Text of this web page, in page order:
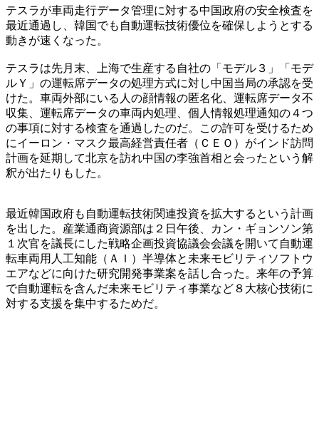
テスラが車両走行データ管理に対する中国政府の安全検査を
最近通過し、韓国でも自動運転技術優位を確保しようとする
動きが速くなった。
テスラは先月末、上海で生産する自社の「モデル３」「モデ
ルＹ」の運転席データの処理方式に対し中国当局の承認を受
けた。車両外部にいる人の顔情報の匿名化、運転席データ不
収集、運転席データの車両内処理、個人情報処理通知の４つ
の事項に対する検査を通過したのだ。この許可を受けるため
にイーロン・マスク最高経営責任者（ＣＥＯ）がインド訪問
計画を延期して北京を訪れ中国の李強首相と会ったという解
釈が出たりもした。
最近韓国政府も自動運転技術関連投資を拡大するという計画
を出した。産業通商資源部は２日午後、カン・ギョンソン第
１次官を議長にした戦略企画投資協議会会議を開いて自動運
転車両用人工知能（ＡＩ）半導体と未来モビリティソフトウ
エアなどに向けた研究開発事業案を話し合った。来年の予算
で自動運転を含んだ未来モビリティ事業など８大核心技術に
対する支援を集中するためだ。